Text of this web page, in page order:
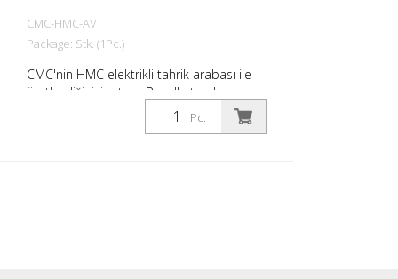
CMC-HMC-AV
Package: Stk. (1Pc.)
CMC'nin HMC elektrikli tahrik arabası ile
üretkenliğinizi artırın. Bu, elle tutulan
elektrikli yol işaretleme makinenizin
arkasına takılabilir. Hidrolik tahrikli: -
Pc.